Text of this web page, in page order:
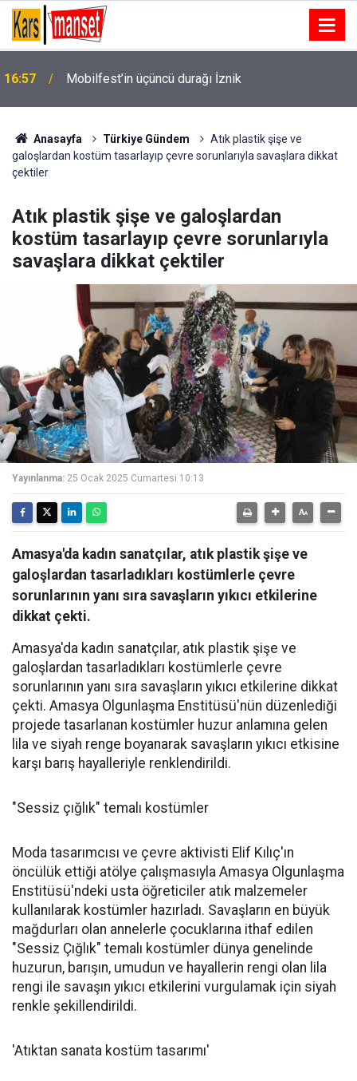
16:57 Mobilfest’in üçüncü durağı İznik
Anasayfa Türkiye Gündem
Atık plastik şişe ve
galoşlardan kostüm tasarlayıp çevre sorunlarıyla savaşlara dikkat
çektiler
Atık plastik şişe ve galoşlardan
kostüm tasarlayıp çevre sorunlarıyla
savaşlara dikkat çektiler
Yayınlanma: 25 Ocak 2025 Cumartesi 10:13
Amasya'da kadın sanatçılar, atık plastik şişe ve
galoşlardan tasarladıkları kostümlerle çevre
sorunlarının yanı sıra savaşların yıkıcı etkilerine
dikkat çekti.
Amasya'da kadın sanatçılar, atık plastik şişe ve
galoşlardan tasarladıkları kostümlerle çevre
sorunlarının yanı sıra savaşların yıkıcı etkilerine dikkat
çekti. Amasya Olgunlaşma Enstitüsü'nün düzenlediği
projede tasarlanan kostümler huzur anlamına gelen
lila ve siyah renge boyanarak savaşların yıkıcı etkisine
karşı barış hayalleriyle renklendirildi.
"Sessiz çığlık" temalı kostümler
Moda tasarımcısı ve çevre aktivisti Elif Kılıç'ın
öncülük ettiği atölye çalışmasıyla Amasya Olgunlaşma
Enstitüsü'ndeki usta öğreticiler atık malzemeler
kullanılarak kostümler hazırladı. Savaşların en büyük
mağdurları olan annelerle çocuklarına ithaf edilen
"Sessiz Çığlık" temalı kostümler dünya genelinde
huzurun, barışın, umudun ve hayallerin rengi olan lila
rengi ile savaşın yıkıcı etkilerini vurgulamak için siyah
renkle şekillendirildi.
'Atıktan sanata kostüm tasarımı'